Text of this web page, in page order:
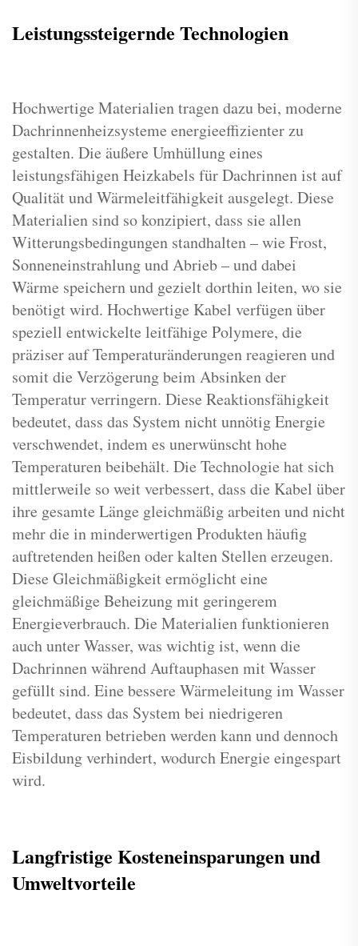
Leistungssteigernde Technologien
Hochwertige Materialien tragen dazu bei, moderne
Dachrinnenheizsysteme energieeffizienter zu
gestalten. Die äußere Umhüllung eines
leistungsfähigen Heizkabels für Dachrinnen ist auf
Qualität und Wärmeleitfähigkeit ausgelegt. Diese
Materialien sind so konzipiert, dass sie allen
Witterungsbedingungen standhalten – wie Frost,
Sonneneinstrahlung und Abrieb – und dabei
Wärme speichern und gezielt dorthin leiten, wo sie
benötigt wird. Hochwertige Kabel verfügen über
speziell entwickelte leitfähige Polymere, die
präziser auf Temperaturänderungen reagieren und
somit die Verzögerung beim Absinken der
Temperatur verringern. Diese Reaktionsfähigkeit
bedeutet, dass das System nicht unnötig Energie
verschwendet, indem es unerwünscht hohe
Temperaturen beibehält. Die Technologie hat sich
mittlerweile so weit verbessert, dass die Kabel über
ihre gesamte Länge gleichmäßig arbeiten und nicht
mehr die in minderwertigen Produkten häufig
auftretenden heißen oder kalten Stellen erzeugen.
Diese Gleichmäßigkeit ermöglicht eine
gleichmäßige Beheizung mit geringerem
Energieverbrauch. Die Materialien funktionieren
auch unter Wasser, was wichtig ist, wenn die
Dachrinnen während Auftauphasen mit Wasser
gefüllt sind. Eine bessere Wärmeleitung im Wasser
bedeutet, dass das System bei niedrigeren
Temperaturen betrieben werden kann und dennoch
Eisbildung verhindert, wodurch Energie eingespart
wird.
Langfristige Kosteneinsparungen und
Umweltvorteile